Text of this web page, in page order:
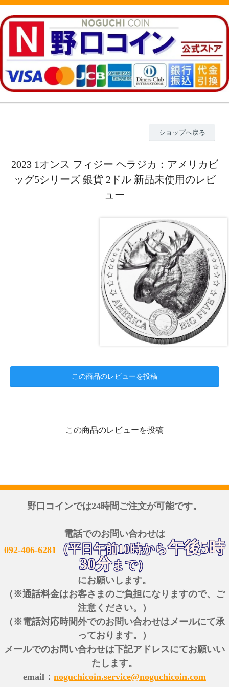
ショップへ戻る
2023 1オンス フィジー ヘラジカ：アメリカビ
ッグ5シリーズ 銀貨 2ドル 新品未使用のレビ
ュー
この商品のレビューを投稿
この商品のレビューを投稿
野口コインでは24時間ご注文が可能です。
電話でのお問い合わせは
092-406-6281
（平日午前10時から午後5時
30分まで）
にお願いします。
（※通話料金はお客さまのご負担になりますので、ご
注意ください。）
（※電話対応時間外でのお問い合わせはメールにて承
っております。）
メールでのお問い合わせは下記アドレスにてお願いい
たします。
email： noguchicoin.service@noguchicoin.com